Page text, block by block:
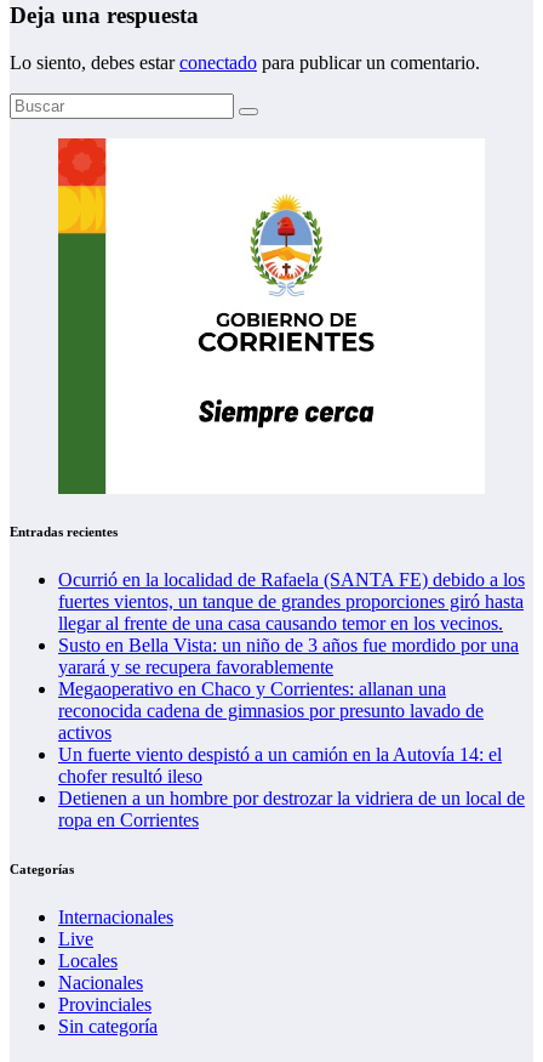
Deja una respuesta
Lo siento, debes estarconectado para publicar un comentario.
Entradas recientes
Ocurrió en la localidad de Rafaela (SANTA FE) debido a los
fuertes vientos, un tanque de grandes proporciones giró hasta
llegar al frente de una casa causando temor en los vecinos.
Susto en Bella Vista: un niño de 3 años fue mordido por una
yarará y se recupera favorablemente
Megaoperativo en Chaco y Corrientes: allanan una
reconocida cadena de gimnasios por presunto lavado de
activos
Un fuerte viento despistó a un camión en la Autovía 14: el
chofer resultó ileso
Detienen a un hombre por destrozar la vidriera de un local de
ropa en Corrientes
Categorías
Internacionales
Live
Locales
Nacionales
Provinciales
Sin categoría